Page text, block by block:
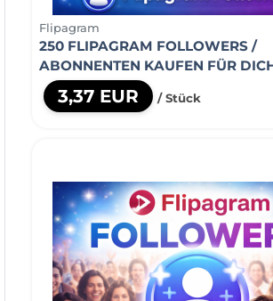
Flipagram
250 FLIPAGRAM FOLLOWERS /
ABONNENTEN KAUFEN FÜR
3,37 EUR / Stück